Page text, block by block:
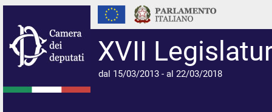
XVII
dal 15/03/2013 - al 22/03/2018